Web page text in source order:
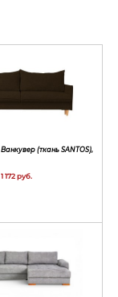
(ткань SANTOS),
1 172 руб.